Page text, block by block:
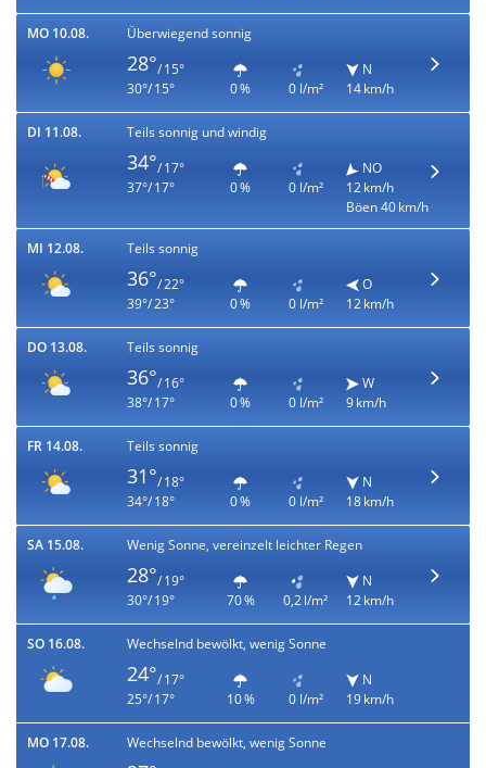
MO 10.08. Überwiegend sonnig
28°/ 15°
30°/ 15°
0 % 0 l/m²
N
14 km/h
DI 11.08. Teils sonnig und windig
34°/ 17°
37°/ 17°
0 % 0 l/m²
NO
12 km/h
Böen 40 km/h
MI 12.08. Teils sonnig
36°/ 22°
39°/ 23°
0 % 0 l/m²
O
12 km/h
DO 13.08. Teils sonnig
36°/ 16°
38°/ 17°
0 % 0 l/m²
W
9 km/h
FR 14.08. Teils sonnig
31°/ 18°
34°/ 18°
0 % 0 l/m²
N
18 km/h
SA 15.08. Wenig Sonne, vereinzelt leichter Regen
28°/ 19°
30°/ 19°
70 % 0,2 l/m²
N
12 km/h
SO 16.08. Wechselnd bewölkt, wenig Sonne
24°/ 17°
25°/ 17°
10 % 0 l/m²
N
19 km/h
MO 17.08. Wechselnd bewölkt, wenig Sonne